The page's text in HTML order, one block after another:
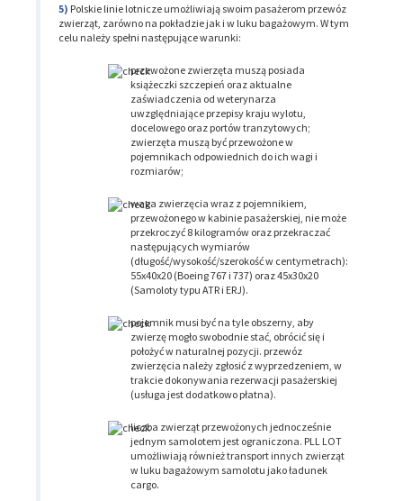
Polskie linie lotnicze umożliwiają swoim pasażerom przewóz
zwierząt, zarówno na pokładzie jak i w luku bagażowym. W tym
celu należy spełni następujące warunki:
przewożone zwierzęta muszą posiada
książeczki szczepień oraz aktualne
zaświadczenia od weterynarza
uwzględniające przepisy kraju wylotu,
docelowego oraz portów tranzytowych;
zwierzęta muszą być przewożone w
pojemnikach odpowiednich do ich wagi i
rozmiarów;
waga zwierzęcia wraz z pojemnikiem,
przewożonego w kabinie pasażerskiej, nie może
przekroczyć 8 kilogramów oraz przekraczać
następujących wymiarów
(długość/wysokość/szerokość w centymetrach):
55x40x20 (Boeing 767 i 737) oraz 45x30x20
(Samoloty typu ATR i ERJ).
pojemnik musi być na tyle obszerny, aby
zwierzę mogło swobodnie stać, obrócić się i
położyć w naturalnej pozycji. przewóz
zwierzęcia należy zgłosić z wyprzedzeniem, w
trakcie dokonywania rezerwacji pasażerskiej
(usługa jest dodatkowo płatna).
liczba zwierząt przewożonych jednocześnie
jednym samolotem jest ograniczona. PLL LOT
umożliwiają również transport innych zwierząt
w luku bagażowym samolotu jako ładunek
cargo.